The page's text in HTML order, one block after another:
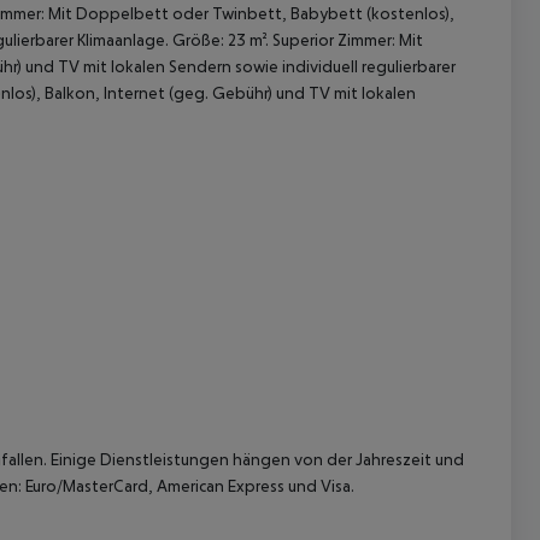
Mit Doppelbett oder Twinbett, Babybett (kostenlos),
Klimaanlage. Größe: 23 m². Superior Zimmer: Mit
und TV mit lokalen Sendern sowie individuell regulierbarer
Balkon, Internet (geg. Gebühr) und TV mit lokalen
Einige Dienstleistungen hängen von der Jahreszeit und
Euro/MasterCard, American Express und Visa.